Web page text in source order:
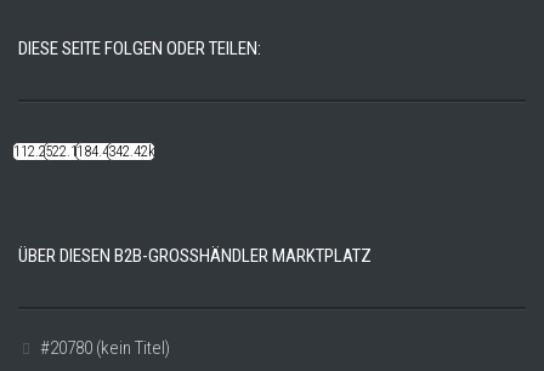
DIESE SEITE FOLGEN ODER TEILEN:
112.22k522.14k184.48k342.42k
ÜBER DIESEN B2B-GROSSHÄNDLER MARKTPLATZ
#20780 (kein Titel)